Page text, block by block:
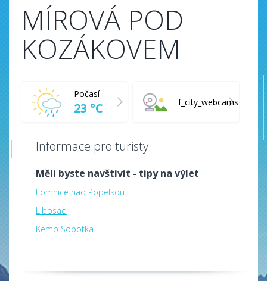
MÍROVÁ POD
KOZÁKOVEM
Počasí
23 °C f_city_webcams
Informace pro turisty
Měli byste navštívit - tipy na výlet
Lomnice nad Popelkou
Libosad
Kemp Sobotka